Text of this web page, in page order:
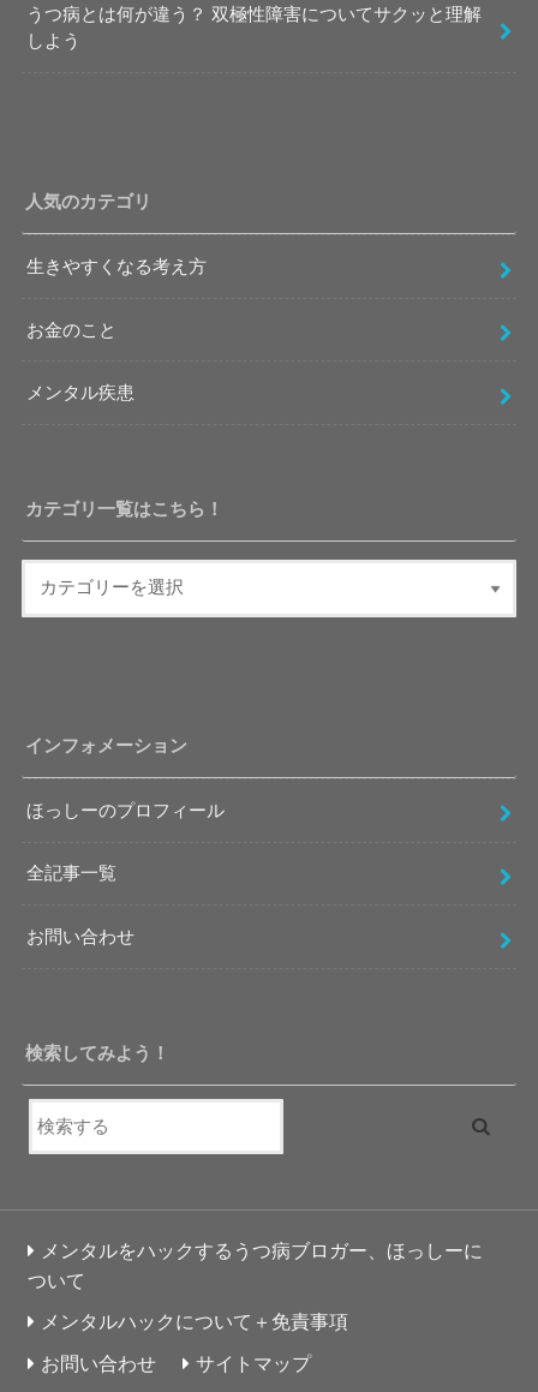
うつ病とは何が違う？ 双極性障害についてサクッと理解
しよう
人気のカテゴリ
生きやすくなる考え方
お金のこと
メンタル疾患
カテゴリ一覧はこちら！
インフォメーション
ほっしーのプロフィール
全記事一覧
お問い合わせ
検索してみよう！
メンタルをハックするうつ病ブロガー、ほっしーに
ついて
メンタルハックについて＋免責事項
お問い合わせ
サイトマップ